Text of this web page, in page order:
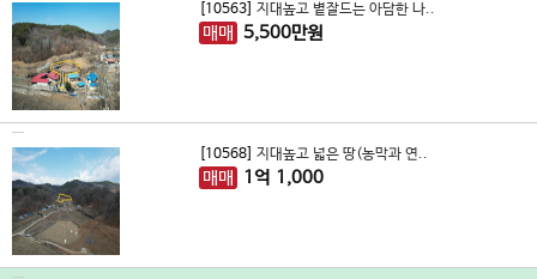
[10563] 지대높고 볕잘드는 아담한 나..
매매 5,500만원
[10568] 지대높고 넓은 땅(농막과 연..
매매 1 억 1,000